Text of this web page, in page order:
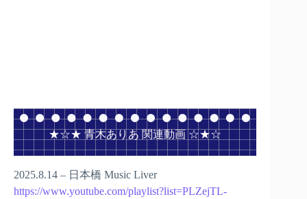
★☆★ 青木ありあ 関連動画 ☆★☆
2025.8.14 – 日本橋 Music Liver
https://www.youtube.com/playlist?list=PLZejTL-